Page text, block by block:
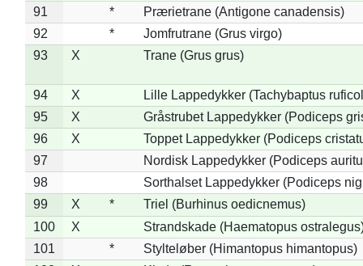
91
*
Prærietrane (Antigone canadensis)
92
*
Jomfrutrane (Grus virgo)
93
X Trane (Grus grus)
94 X
Lille Lappedykker (Tachybaptus
95
X
Gråstrubet Lappedykker (Podiceps
96
X
Toppet Lappedykker (Podiceps
97
Nordisk Lappedykker (Podiceps
98
Sorthalset Lappedykker (Podiceps
99
X *
Triel (Burhinus oedicnemus)
100
X
Strandskade (Haematopus
101
*
Stylteløber (Himantopus himantopus)